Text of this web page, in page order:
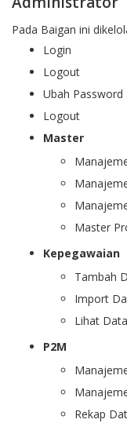
Pada Baigan ini
Login
Logout
Ubah Password
Logout
Master
Master
Kepegawaian
Tambah
Import
Lihat
P2M
Rekap